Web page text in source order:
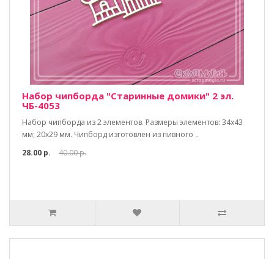
Набор чипборда "Старинные домики" 2 эл.
ЧБ-4053
Набор чипборда из 2 элементов. Размеры элементов: 34х43
мм; 20х29 мм. Чипборд изготовлен из пивного ..
28.00 р.
40.00 р.